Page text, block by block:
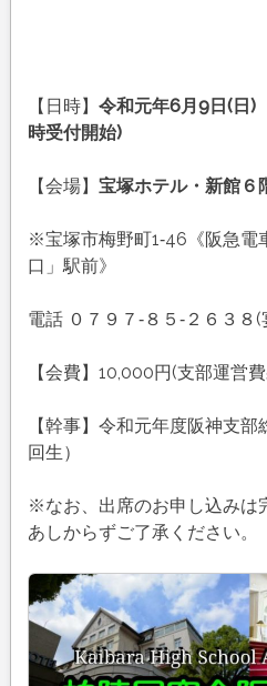
【日時】 令和元年6月9日(日
時受付開始)
【会場】 宝塚ホテル・新館６
※宝塚市梅野町1‐46《阪急電
口」駅前》
電話 ０７９７‐８５‐２６３
【会費】10,000円(支部運営
【幹事】令和元年度阪神支
回生）
※なお、出席のお申し込みは
あしからずご了承ください。